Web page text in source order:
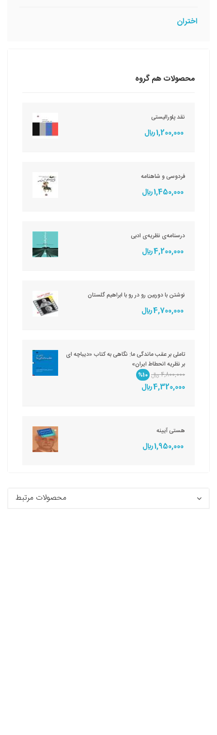
اختران
محصولات هم گروه
نقد پلورالیستی
1,200,000 ريال
فردوسی و شاهنامه
1,450,000 ريال
درسنامه‌ی نظریه‌ی ادبی
4,200,000 ريال
نوشتن با دوربین رو در رو با ابراهیم گلستان
4,700,000 ريال
تاملی بر عقب ماندگی ما: نگاهی به کتاب «دیباچه ای
بر نظریه انحطاط ایران»
4,800,000 ريال
%10
4,320,000 ريال
هستی آیینه
1,950,000 ريال
محصولات مرتبط